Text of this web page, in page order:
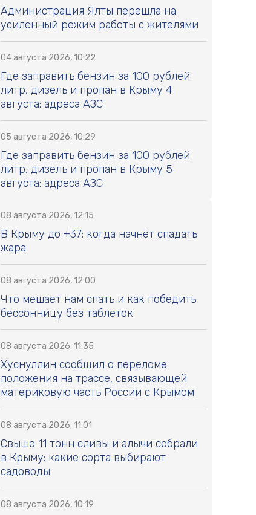
Администрация Ялты перешла на
усиленный режим работы с жителями
04 августа 2026, 10:22
Где заправить бензин за 100 рублей
литр, дизель и пропан в Крыму 4
августа: адреса АЗС
05 августа 2026, 10:29
Где заправить бензин за 100 рублей
литр, дизель и пропан в Крыму 5
августа: адреса АЗС
08 августа 2026, 12:15
В Крыму до +37: когда начнёт спадать
жара
08 августа 2026, 12:00
Что мешает нам спать и как победить
бессонницу без таблеток
08 августа 2026, 11:35
Хуснуллин сообщил о переломе
положения на трассе, связывающей
материковую часть России с Крымом
08 августа 2026, 11:01
Свыше 11 тонн сливы и алычи собрали
в Крыму: какие сорта выбирают
садоводы
08 августа 2026, 10:19